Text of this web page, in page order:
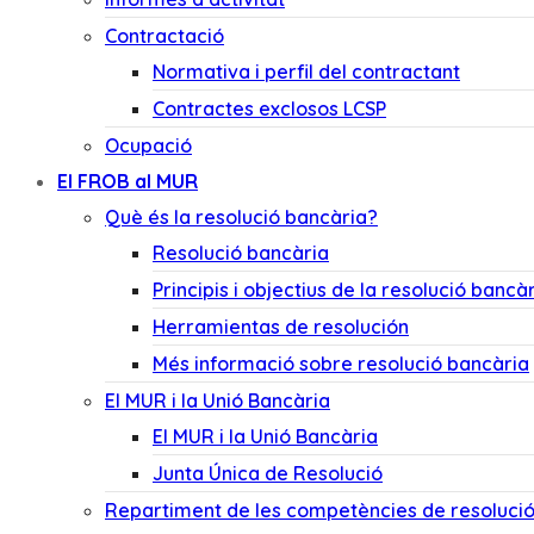
Contractació
Normativa i perfil del contractant
Contractes exclosos LCSP
Ocupació
El FROB al MUR
Què és la resolució bancària?
Resolució bancària
Principis i objectius de la resolució
Herramientas de resolución
Més informació sobre resolució bancària
El MUR i la Unió Bancària
El MUR i la Unió Bancària
Junta Única de Resolució
Repartiment de les competències de